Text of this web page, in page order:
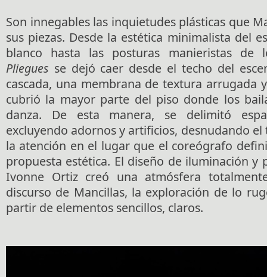
Son innegables las inquietudes plásticas que
sus piezas. Desde la estética minimalista del
blanco hasta las posturas manieristas de
Pliegues se dejó caer desde el techo del
cascada, una membrana de textura arrugada
cubrió la mayor parte del piso donde los
danza. De esta manera, se delimitó
excluyendo adornos y artificios, desnudando
la atención en el lugar que el coreógrafo
propuesta estética. El diseño de iluminación y
Ivonne Ortiz creó una atmósfera
discurso de Mancillas, la exploración de lo
partir de elementos sencillos, claros.